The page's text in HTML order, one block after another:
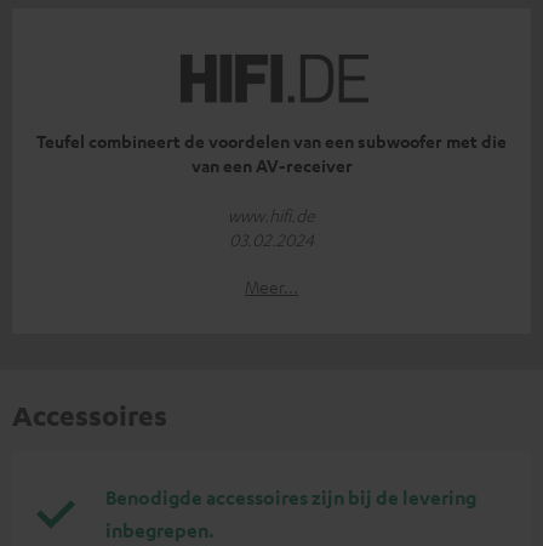
Teufel combineert de voordelen van een subwoofer met die
van een AV-receiver
www.hifi.de
03.02.2024
Meer...
Accessoires
Benodigde accessoires zijn bij de levering
inbegrepen.